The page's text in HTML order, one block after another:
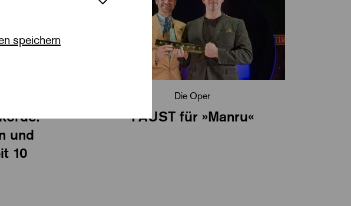
und
10
Die Oper
FAUST für »Manru«
speichern